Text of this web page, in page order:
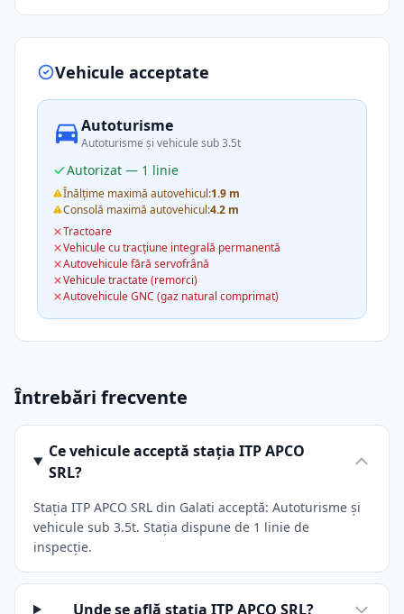
Vehicule acceptate
Autoturisme
Autoturisme și vehicule sub 3.5t
Autorizat — 1 linie
Înălțime maximă autovehicul:1.9 m
Consolă maximă autovehicul:4.2 m
Tractoare
Vehicule cu tracțiune integrală permanentă
Autovehicule fără servofrână
Vehicule tractate (remorci)
Autovehicule GNC (gaz natural comprimat)
Întrebări frecvente
Ce vehicule acceptă stația ITP APCO
SRL?
Stația ITP APCO SRL din Galati acceptă: Autoturisme și
vehicule sub 3.5t. Stația dispune de 1 linie de
inspecție.
Unde se află stația ITP APCO SRL?